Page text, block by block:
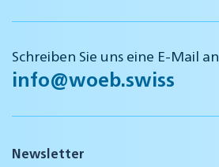
Schreiben Sie uns eine E-Mail an
info@woeb.swiss
Newsletter